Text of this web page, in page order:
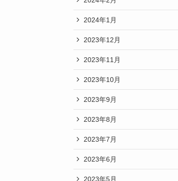
2024年1月
2023年12月
2023年11月
2023年10月
2023年9月
2023年8月
2023年7月
2023年6月
2023年5月